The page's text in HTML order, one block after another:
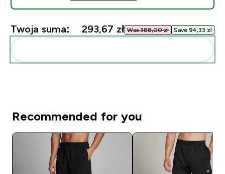
Twoja suma: 293,67 zł‎ Was 388,00 zł‎ Save 94,33 zł‎
Recommended for you